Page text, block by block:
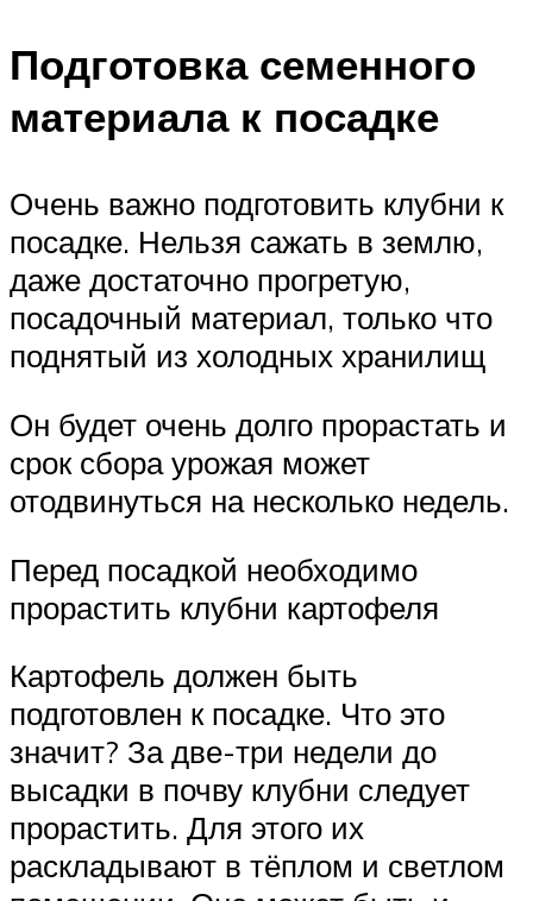
Подготовка семенного
материала к посадке
Очень важно подготовить клубни к
посадке. Нельзя сажать в землю,
даже достаточно прогретую,
посадочный материал, только что
поднятый из холодных хранилищ
Он будет очень долго прорастать и
срок сбора урожая может
отодвинуться на несколько недель.
Перед посадкой необходимо
прорастить клубни картофеля
Картофель должен быть
подготовлен к посадке. Что это
значит? За две-три недели до
высадки в почву клубни следует
прорастить. Для этого их
раскладывают в тёплом и светлом